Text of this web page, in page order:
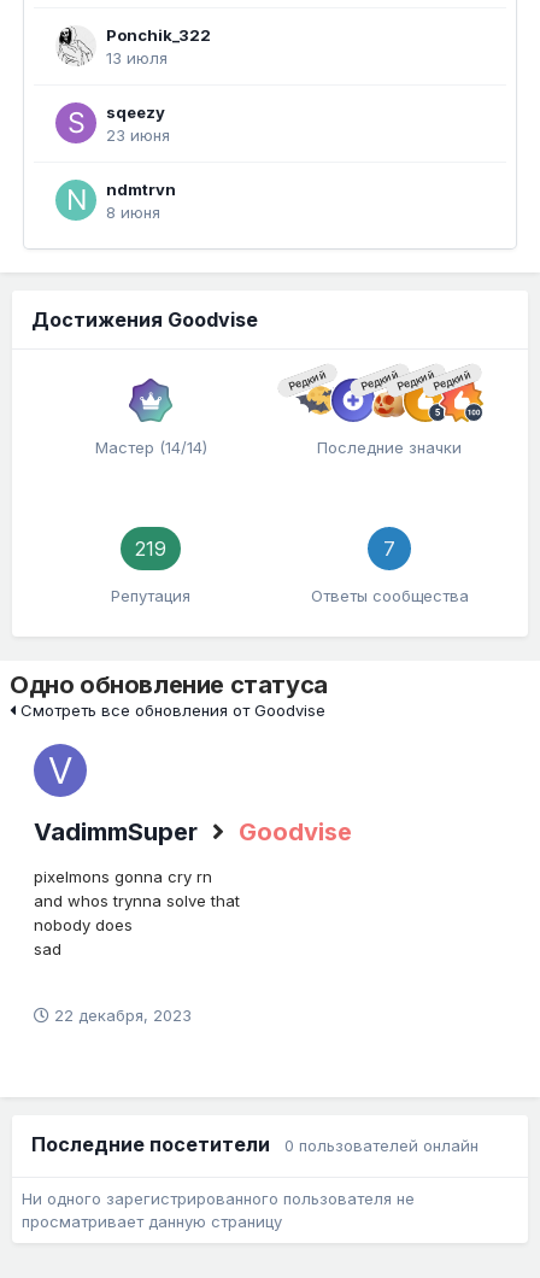
Ponchik_322
13 июля
sqeezy
23 июня
ndmtrvn
8 июня
Достижения Goodvise
Мастер (14/14)
Редкий РедкийРедкийРедкий
Последние значки
219
Репутация
7
Ответы сообщества
Одно обновление статуса
Смотреть все обновления от Goodvise
VadimmSuper Goodvise
pixelmons gonna cry rn
and whos trynna solve that
nobody does
sad
22 декабря, 2023
Последние посетители 0 пользователей онлайн
Ни одного зарегистрированного пользователя не
просматривает данную страницу